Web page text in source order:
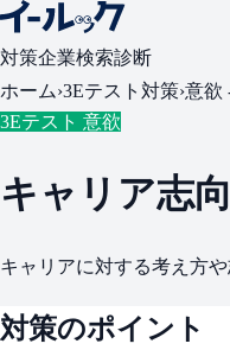
対策企業検索診断
ホーム›3Eテスト対策›意欲
3Eテスト 意欲
キャリア志向
キャリアに対する考え方
対策のポイント